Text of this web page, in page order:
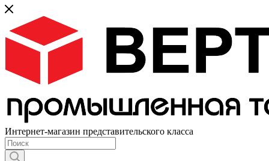
Интернет-магазин представительского класса